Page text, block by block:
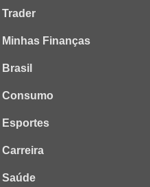
Trader
Minhas Finanças
Brasil
Consumo
Esportes
Carreira
Saúde